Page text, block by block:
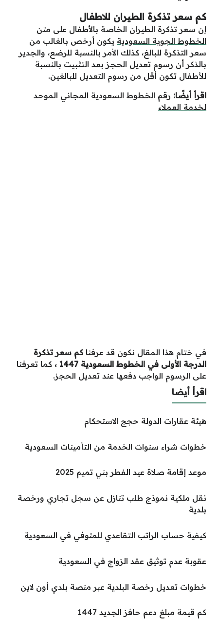
كم سعر تذكرة الطيران للاطفال
إن سعر تذكرة الطيران الخاصة بالأطفال على متن
الخطوط الجوية السعودية يكون أرخص بالغالب من
سعر التذكرة للبالغ، كذلك الأمر بالنسبة للرضع، والجدير
بالذكر أن رسوم تعديل الحجز بعد التثبيت بالنسبة
للأطفال تكون أقل من رسوم التعديل للبالغين.
اقرأ أيضًا: رقم الخطوط السعودية المجاني الموحد
لخدمة العملاء
في ختام هذا المقال نكون قد عرفنا كم سعر تذكرة
الدرجة الأولى في الخطوط السعودية 1447 ،
كما تعرفنا
على الرسوم الواجب دفعها عند تعديل الحجز.
اقرأ أيضا
هيئة عقارات الدولة حجج الاستحكام
خطوات شراء سنوات الخدمة من التأمينات السعودية
موعد إقامة صلاة عيد الفطر بني تميم 2025
نقل ملكية نموذج طلب تنازل عن سجل تجاري ورخصة
بلدية
كيفية حساب الراتب التقاعدي للمتوفي في السعودية
عقوبة عدم توثيق عقد الزواج في السعودية
خطوات تعديل رخصة البلدية عبر منصة بلدي أون لاين
كم قيمة مبلغ دعم حافز الجديد 1447